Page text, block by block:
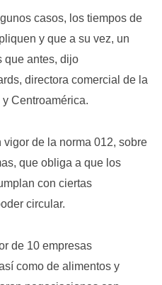
casos, los tiempos de
y que a su vez, un
que antes, dijo
directora comercial de la
Centroamérica.
de la norma 012, sobre
que obliga a que los
con ciertas
circular.
de 10 empresas
como de alimentos y